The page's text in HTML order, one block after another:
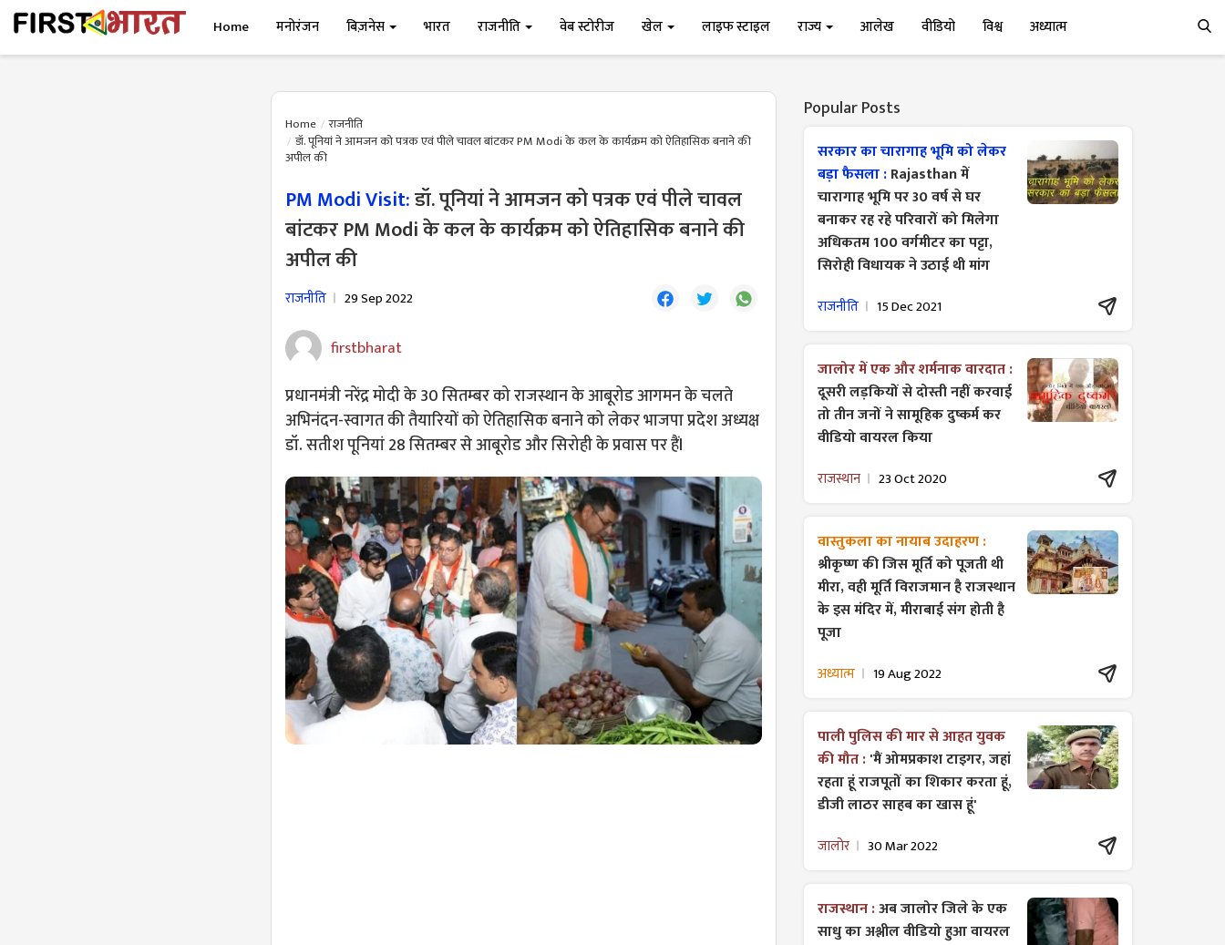
Home मनोरंजन बिज़नेस भारत राजनीति वेब स्टोरीज खेल लाइफ स्टाइल राज्य आलेख वीडियो विश्व अध्यात्म
Home
राजनीति
डॉ. पूनियां ने आमजन को पत्रक एवं पीले चावल बांटकर PM Modi के कल के कार्यक्रम को ऐतिहासिक बनाने की
अपील की
PM Modi Visit:डॉ. पूनियां ने आमजन को पत्रक एवं पीले चावल
बांटकर PM Modi के कल के कार्यक्रम को ऐतिहासिक बनाने की
अपील की
राजनीति 29 Sep 2022
firstbharat
प्रधानमंत्री नरेंद्र मोदी के 30 सितम्बर को राजस्थान के आबूरोड आगमन के चलते
अभिनंदन-स्वागत की तैयारियों को ऐतिहासिक बनाने को लेकर भाजपा प्रदेश अध्यक्ष
डॉ. सतीश पूनियां 28 सितम्बर से आबूरोड और सिरोही के प्रवास पर हैंl
Popular Posts
सरकार का चारागाह भूमि को लेकर
बड़ा फैसला :Rajasthan में
चारागाह भूमि पर 30 वर्ष से घर
बनाकर रह रहे परिवारों को मिलेगा
अधिकतम 100 वर्गमीटर का पट्टा,
सिरोही विधायक ने उठाई थी मांग
राजनीति 15 Dec 2021
जालोर में एक और शर्मनाक वारदात :
दूसरी लड़कियों से दोस्ती नहीं करवाई
तो तीन जनों ने सामूहिक दुष्कर्म कर
वीडियो वायरल किया
राजस्थान 23 Oct 2020
वास्तुकला का नायाब उदाहरण :
श्रीकृष्ण की जिस मूर्ति को पूजती थी
मीरा, वही मूर्ति विराजमान है राजस्थान
के इस मंदिर में, मीराबाई संग होती है
पूजा
अध्यात्म 19 Aug 2022
पाली पुलिस की मार से आहत युवक
की मौत :'मैं ओमप्रकाश टाइगर, जहां
रहता हूं राजपूतों का शिकार करता हूं,
डीजी लाठर साहब का खास हूं'
जालोर 30 Mar 2022
राजस्थान :अब जालोर जिले के एक
साधु का अश्लील वीडियो हुआ वायरल